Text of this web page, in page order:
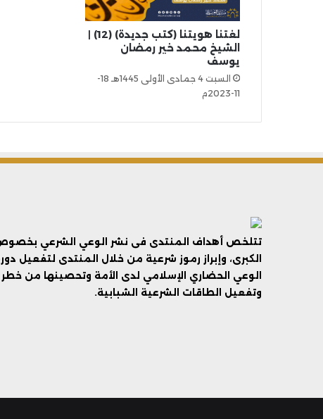
لغتنا هويتنا (كتب جديدة) (12) |
الشيخ محمد خير رمضان
يوسف
السبت 4 جمادى الأولى 1445هـ 18-
11-2023م
تتلخص أهداف المنتدى فى نشر الوعي الشرعي بخصوص
الكبرى، وإبراز رموز شرعية من خلال المنتدى لتفعيل
الوعي الحضاري الإسلامي لدى الأمة وتحصينها من خطر
وتفعيل الطاقات الشرعية الشبابية.